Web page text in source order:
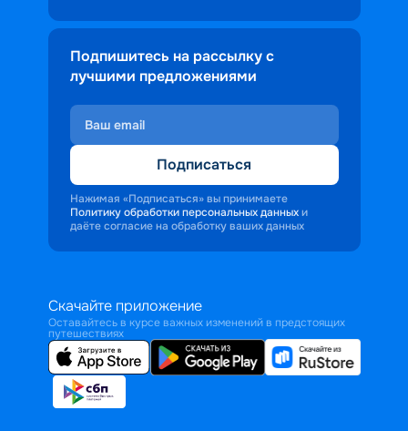
Подпишитесь на рассылку с
лучшими предложениями
Подписаться
Нажимая «Подписаться» вы принимаете
Политику обработки персональных данных и
даёте согласие на обработку ваших данных
Скачайте приложение
Оставайтесь в курсе важных изменений в предстоящих
путешествиях